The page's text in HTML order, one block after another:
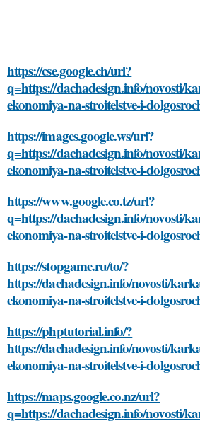
https://cse.google.ch/url?
q=https://dachadesign.info/novosti/
ekonomiya-na-stroitelstve-i-
https://images.google.ws/url?
q=https://dachadesign.info/novosti/
ekonomiya-na-stroitelstve-i-
https://www.google.co.tz/url?
q=https://dachadesign.info/novosti/
ekonomiya-na-stroitelstve-i-
https://stopgame.ru/to/?
https://dachadesign.info/novosti/
ekonomiya-na-stroitelstve-i-
https://phptutorial.info/?
https://dachadesign.info/novosti/
ekonomiya-na-stroitelstve-i-
https://maps.google.co.nz/url?
q=https://dachadesign.info/novosti/